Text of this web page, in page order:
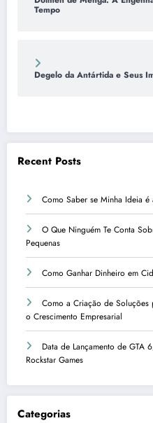
Tempo
Degelo da Antártida e Seus
Recent Posts
Como Saber se Minha Ideia
O Que Ninguém Te Conta
Pequenas
Como Ganhar Dinheiro em
Como a Criação de Soluções
o Crescimento Empresarial
Data de Lançamento de GTA
Rockstar Games
Categorias